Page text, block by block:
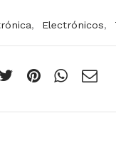
, Electrónicos,